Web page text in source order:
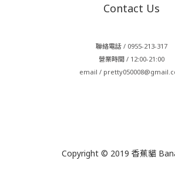
Contact Us
聯絡電話 / 0955-213-317
營業時間 / 12:00-21:00
email /
Copyright © 2019 香蕉貓